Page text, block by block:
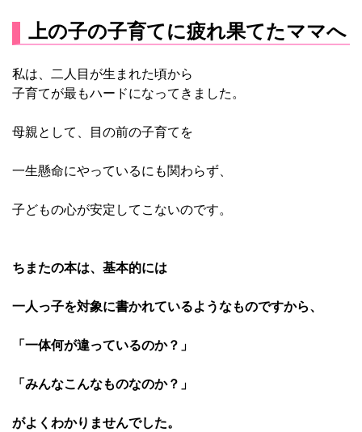
上の子の子育てに疲れ果てたママへ
私は、二人目が生まれた頃から
子育てが最もハードになってきました。
母親として、目の前の子育てを
一生懸命にやっているにも関わらず、
子どもの心が安定してこないのです。
ちまたの本は、基本的には
一人っ子を対象に書かれているようなものですから、
「一体何が違っているのか？」
「みんなこんなものなのか？」
がよくわかりませんでした。